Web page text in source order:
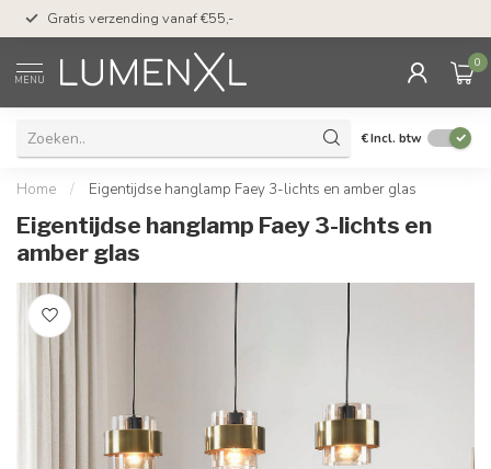
Gratis verzending vanaf €55,-
MENU
0
€Incl. btw
Home / Eigentijdse hanglamp Faey 3-lichts en amber glas
Eigentijdse hanglamp Faey 3-lichts en
amber glas